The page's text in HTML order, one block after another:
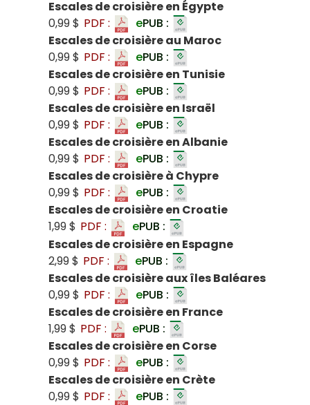
Escales de croisière en Égypte
0,99 $ PDF : ePUB :
Escales de croisière au Maroc
0,99 $ PDF : ePUB :
Escales de croisière en Tunisie
0,99 $ PDF : ePUB :
Escales de croisière en Israël
0,99 $ PDF : ePUB :
Escales de croisière en Albanie
0,99 $ PDF : ePUB :
Escales de croisière à Chypre
0,99 $ PDF : ePUB :
Escales de croisière en Croatie
1,99 $ PDF : ePUB :
Escales de croisière en Espagne
2,99 $ PDF : ePUB :
Escales de croisière aux îles Baléares
0,99 $ PDF : ePUB :
Escales de croisière en France
1,99 $ PDF : ePUB :
Escales de croisière en Corse
0,99 $ PDF : ePUB :
Escales de croisière en Crète
0,99 $ PDF : ePUB :